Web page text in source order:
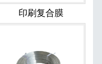
印刷复合膜